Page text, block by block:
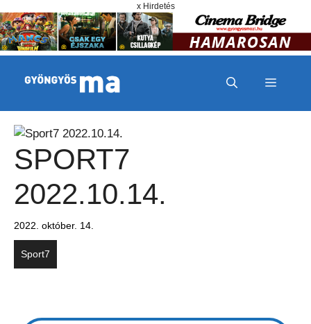
x Hirdetés
MENÜ
SPORT7
2022.10.14.
2022. október. 14.
Sport7